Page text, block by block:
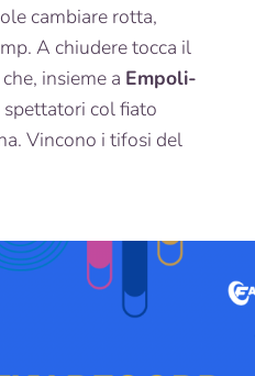
cambiare rotta,
A chiudere tocca il
che, insieme a Empoli-
col fiato
Vincono i tifosi del